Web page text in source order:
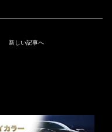
新しい記事へ